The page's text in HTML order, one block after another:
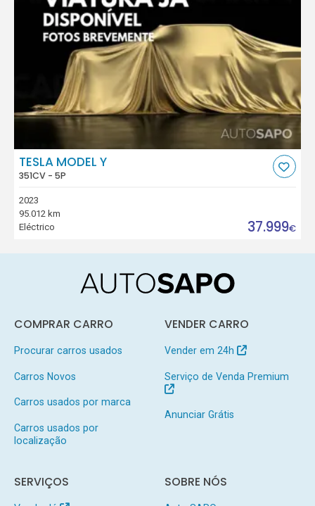
TESLA MODEL Y
351CV - 5P
2023
95.012 km
Eléctrico
37.999€
COMPRAR CARRO
Procurar carros usados
Carros Novos
Carros usados por marca
Carros usados por
localização
VENDER CARRO
Vender em 24h
Serviço de Venda Premium
Anunciar Grátis
SERVIÇOS SOBRE NÓS